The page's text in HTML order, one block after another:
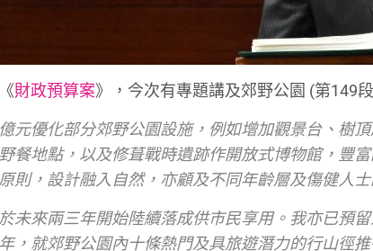
財政預算案》，今次有專題講及郊野公園 (第149
億元優化部分郊野公園設施，例如增加觀景台、樹
餐地點，以及修葺戰時遺跡作開放式博物館，豐
則，設計融入自然，亦顧及不同年齡層及傷健人士
未來兩三年開始陸續落成供市民享用。我亦已預
，就郊野公園內十條熱門及具旅遊潛力的行山徑